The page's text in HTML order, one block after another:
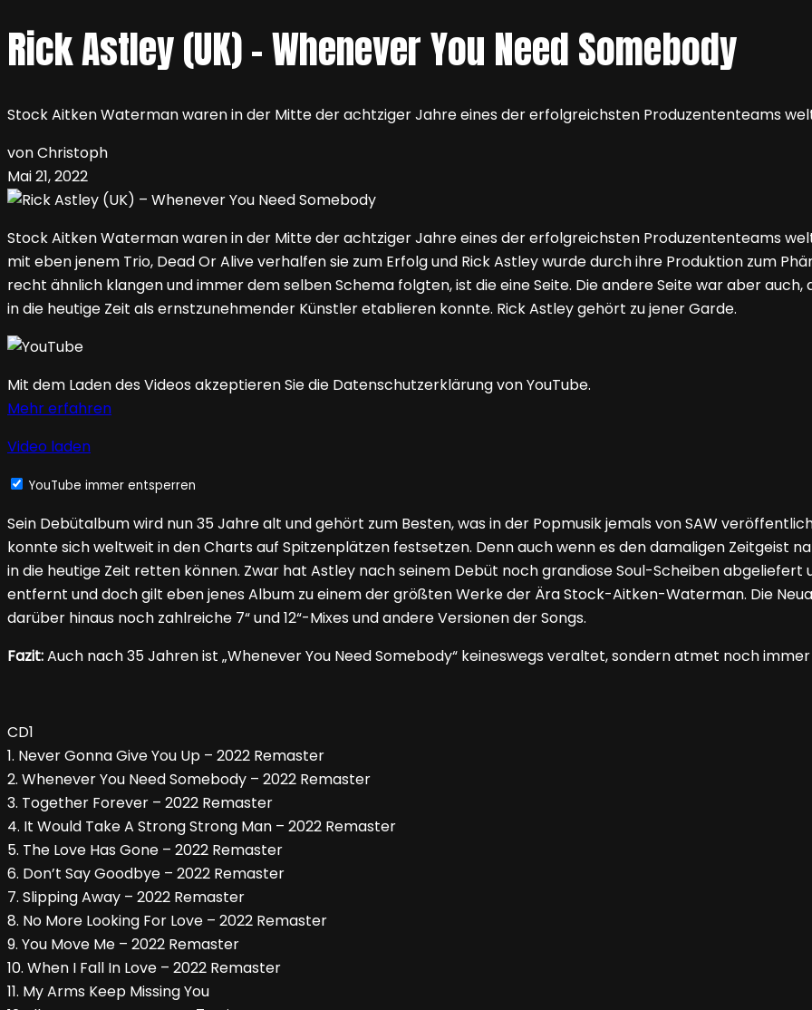
Rick Astley (UK) – Whenever You Need Somebody
Stock Aitken Waterman waren in der Mitte der achtziger Jahre eines der erfolgreichsten Produzententeams
von Christoph
Mai 21, 2022
Stock Aitken Waterman waren in der Mitte der achtziger Jahre eines der erfolgreichsten Produzententeams
mit eben jenem Trio, Dead Or Alive verhalfen sie zum Erfolg und Rick Astley wurde durch ihre Produktion zum
recht ähnlich klangen und immer dem selben Schema folgten, ist die eine Seite. Die andere Seite war aber
in die heutige Zeit als ernstzunehmender Künstler etablieren konnte. Rick Astley gehört zu jener Garde.
Mit dem Laden des Videos akzeptieren Sie die Datenschutzerklärung von YouTube.
Mehr erfahren
Video laden
YouTube immer entsperren
Sein Debütalbum wird nun 35 Jahre alt und gehört zum Besten, was in der Popmusik jemals von SAW
konnte sich weltweit in den Charts auf Spitzenplätzen festsetzen. Denn auch wenn es den damaligen Zeitgeist
in die heutige Zeit retten können. Zwar hat Astley nach seinem Debüt noch grandiose Soul-Scheiben
entfernt und doch gilt eben jenes Album zu einem der größten Werke der Ära Stock-Aitken-Waterman. Die
darüber hinaus noch zahlreiche 7“ und 12“-Mixes und andere Versionen der Songs.
Fazit:Auch nach 35 Jahren ist „Whenever You Need Somebody“ keineswegs veraltet, sondern atmet noch
CD1
1. Never Gonna Give You Up – 2022 Remaster
2. Whenever You Need Somebody – 2022 Remaster
3. Together Forever – 2022 Remaster
4. It Would Take A Strong Strong Man – 2022 Remaster
5. The Love Has Gone – 2022 Remaster
6. Don’t Say Goodbye – 2022 Remaster
7. Slipping Away – 2022 Remaster
8. No More Looking For Love – 2022 Remaster
9. You Move Me – 2022 Remaster
10. When I Fall In Love – 2022 Remaster
11. My Arms Keep Missing You